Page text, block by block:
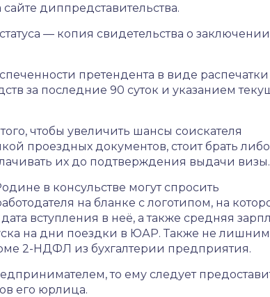
диппредставительства.
— копия свидетельства о заключении
претендента в виде распечатки
за последние 90 суток и указанием
чтобы увеличить шансы соискателя
проездных документов, стоит брать либо
их до подтверждения выдачи визы.
в консульстве могут спросить
на бланке с логотипом, на
вступления в неё, а также средняя
на дни поездки в ЮАР. Также не лишним
2-НДФЛ из бухгалтерии предприятия.
то ему следует
его юрлица.